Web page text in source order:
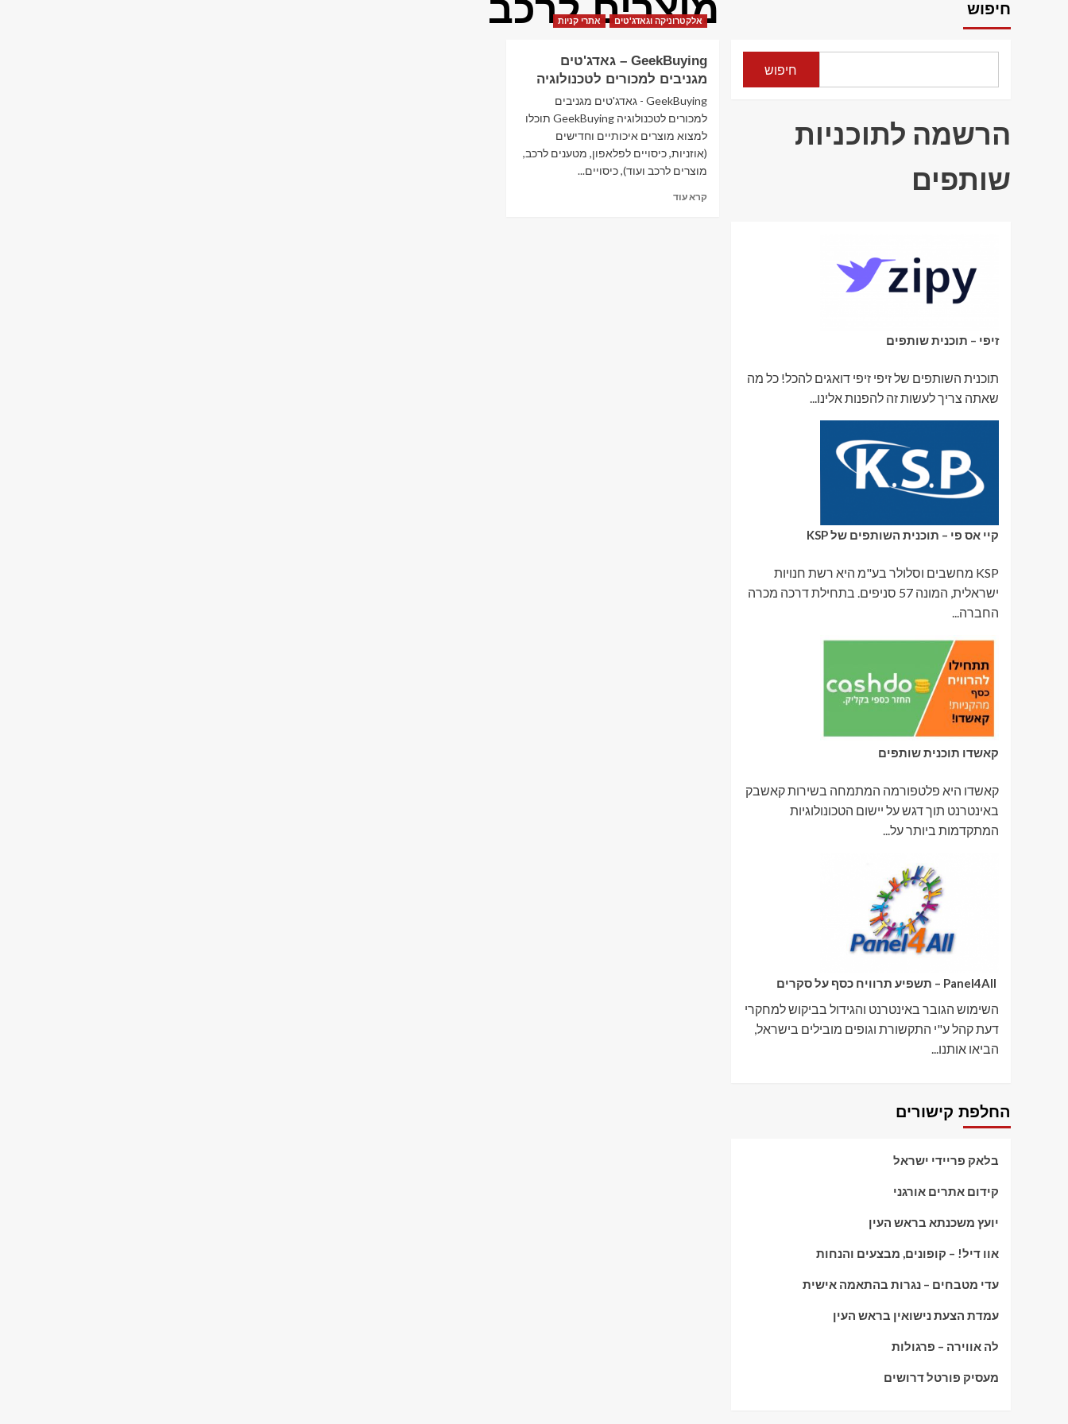
מוצרים לרכב
אלקטרוניקה וגאדג'טים אתרי קניות
GeekBuying – גאדג'טים
מגניבים למכורים לטכנולוגיה
GeekBuying - גאדג'טים מגניבים
למכורים לטכנולוגיה GeekBuying תוכלו
למצוא מוצרים איכותיים וחדישים
(אוזניות, כיסויים לפלאפון, מטענים לרכב,
מוצרים לרכב ועוד), כיסויים...
קרא עודRead
חיפוש
חיפוש
הרשמה לתוכניות
שותפים
זיפי – תוכנית שותפים
תוכנית השותפים של זיפי זיפי דואגים להכל! כל מה
שאתה צריך לעשות זה להפנות אלינו...
קיי אס פי – תוכנית השותפים של KSP
KSP מחשבים וסלולר בע"מ היא רשת חנויות
ישראלית, המונה 57 סניפים. בתחילת דרכה מכרה
החברה...
קאשדו תוכנית שותפים
קאשדו היא פלטפורמה המתמחה בשירות קאשבק
באינטרנט תוך דגש על יישום הטכונולוגיות
המתקדמות ביותר על...
השימוש הגובר באינטרנט והגידול בביקוש למחקרי
דעת קהל ע"י התקשורת וגופים מובילים בישראל,
הביאו אותנו...
החלפת קישורים
בלאק פריידי ישראל
קידום אתרים אורגני
יועץ משכנתא בראש העין
אוו דיל! – קופונים, מבצעים והנחות
עדי מטבחים – נגרות בהתאמה אישית
עמדת הצעת נישואין בראש העין
לה אווירה – פרגולות
מעסיק פורטל דרושים